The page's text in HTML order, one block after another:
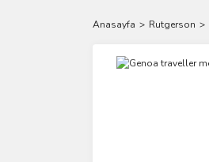
Anasayfa Rutgerson